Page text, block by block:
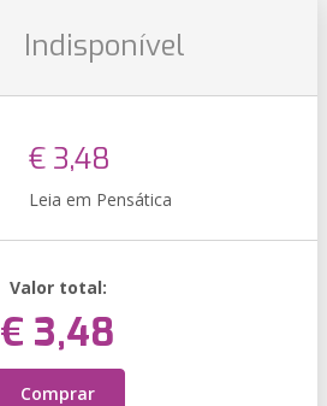
Indisponível
€ 3,48
Leia em Pensática
Valor total:
€ 3,48
Comprar